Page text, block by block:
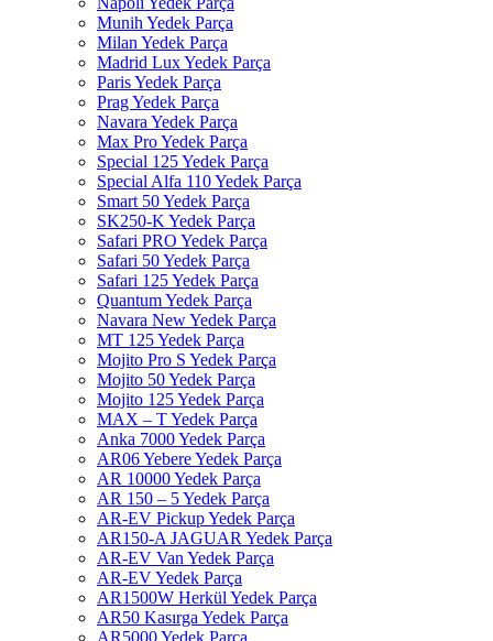
Munih Yedek Parça
Milan Yedek Parça
Madrid Lux Yedek Parça
Paris Yedek Parça
Prag Yedek Parça
Navara Yedek Parça
Max Pro Yedek Parça
Special 125 Yedek Parça
Special Alfa 110 Yedek Parça
Smart 50 Yedek Parça
SK250-K Yedek Parça
Safari PRO Yedek Parça
Safari 50 Yedek Parça
Safari 125 Yedek Parça
Quantum Yedek Parça
Navara New Yedek Parça
MT 125 Yedek Parça
Mojito Pro S Yedek Parça
Mojito 50 Yedek Parça
Mojito 125 Yedek Parça
MAX – T Yedek Parça
Anka 7000 Yedek Parça
AR06 Yebere Yedek Parça
AR 10000 Yedek Parça
AR 150 – 5 Yedek Parça
AR-EV Pickup Yedek Parça
AR150-A JAGUAR Yedek Parça
AR-EV Van Yedek Parça
AR-EV Yedek Parça
AR1500W Herkül Yedek Parça
AR50 Kasırga Yedek Parça
AR5000 Yedek Parça